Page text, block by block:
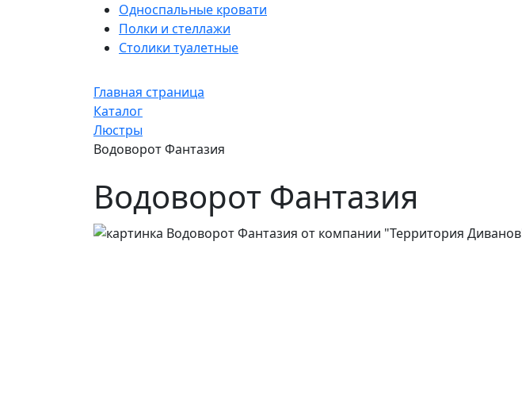
Односпальные кровати
Полки и стеллажи
Столики туалетные
Главная страница
Каталог
Люстры
Водоворот Фантазия
Водоворот Фантазия